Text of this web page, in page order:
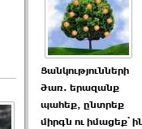
Ցանկությունների
ծառ. երազանք
պահեք, ընտրեք
միրգն ու իմացեք՝